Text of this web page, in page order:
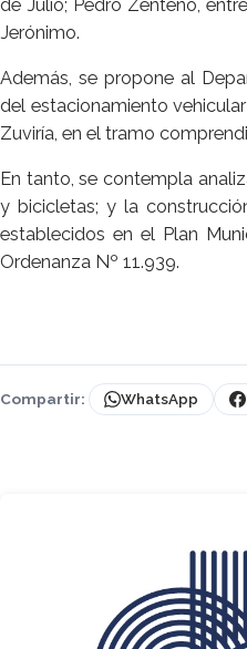
de Julio; Pedro Zenteno,
Jerónimo.
Además, se propone al
del estacionamiento
Zuviría, en el tramo
En tanto, se contempla
y bicicletas; y la
establecidos en el Plan
Ordenanza Nº 11.939.
Compartir: WhatsApp